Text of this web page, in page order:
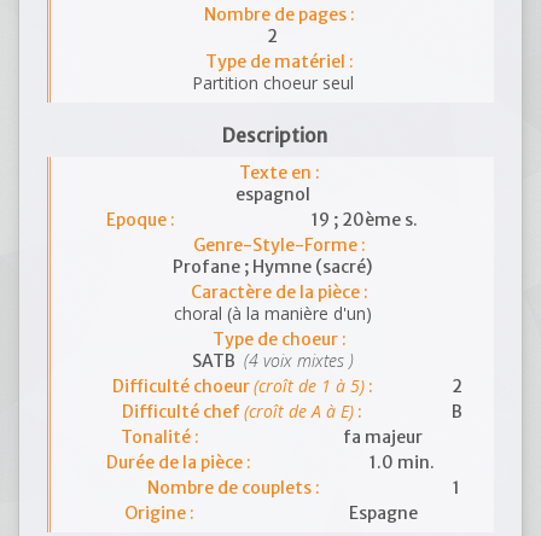
Nombre de pages :
2
Type de matériel :
Partition choeur seul
Description
Texte en :
espagnol
Epoque :
19 ; 20ème s.
Genre-Style-Forme :
Profane ; Hymne (sacré)
Caractère de la pièce :
choral (à la manière d'un)
Type de choeur :
SATB (4 voix mixtes )
Difficulté choeur(croît de 1 à 5):
2
Difficulté chef(croît de A à E) :
B
Tonalité :
fa majeur
Durée de la pièce :
1.0 min.
Nombre de couplets :
1
Origine :
Espagne